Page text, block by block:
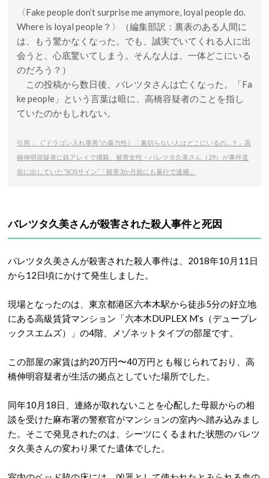
〈Fake people don’t surprise me anymore, loyal people do.
Where is loyal people？〉（編集部訳：裏表のある人間に
は、もう驚かなくなった。でも、誠実でいてくれる人に出
会うと、心底驚いてしまう。そんな人は、一体どこにいる
のだろう？）
この投稿から数日後、バレツタさんは亡くなった。「Fa
ke people」という言葉は暗に、高橋容疑者のことを指し
ていたのかもしれない。
引用：《”ドラゴン入れ墨男”の暴力性》「裏切らない人はどこにいるの…？」高
橋伸明容疑者に鉄アレイで撲殺、被害女性・バレツタ久美さん（29）が事件直
前に出していた”SOSサイン”「殺害3か月前にも暴行で逮捕」
バレツタ久美さんが殺害された殺人事件と死因
バレツタ久美さんが殺害された殺人事件は、2018年10月11日
から12日頃にかけて発生しました 。
現場となったのは、東京都港区六本木駅から徒歩5分の好立地
にある高級賃貸マンション「六本木DUPLEX M’s（デュープレ
ックスエムズ）」の4階、メゾネットタイプの部屋です。
この部屋の家賃は約20万円〜40万円とも報じられており、高
橋伸明容疑者が生活の拠点としていた場所でした 。
同年10月18日、連絡が取れないことを心配した母親からの相
談を受けた麻布署の警察官がマンションの室内へ踏み込みまし
た 。そこで発見されたのは、シーツにくるまれた状態のバレツ
タ久美さんの変わり果てた遺体でした 。